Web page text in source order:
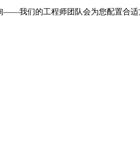
我们的工程师团队会为您配置合